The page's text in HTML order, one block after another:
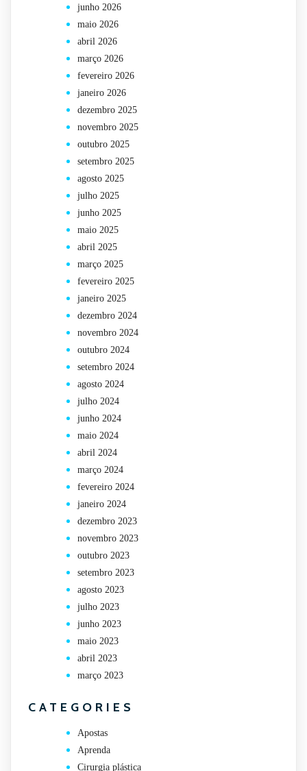
junho 2026
maio 2026
abril 2026
março 2026
fevereiro 2026
janeiro 2026
dezembro 2025
novembro 2025
outubro 2025
setembro 2025
agosto 2025
julho 2025
junho 2025
maio 2025
abril 2025
março 2025
fevereiro 2025
janeiro 2025
dezembro 2024
novembro 2024
outubro 2024
setembro 2024
agosto 2024
julho 2024
junho 2024
maio 2024
abril 2024
março 2024
fevereiro 2024
janeiro 2024
dezembro 2023
novembro 2023
outubro 2023
setembro 2023
agosto 2023
julho 2023
junho 2023
maio 2023
abril 2023
março 2023
CATEGORIES
Apostas
Aprenda
Cirurgia plástica